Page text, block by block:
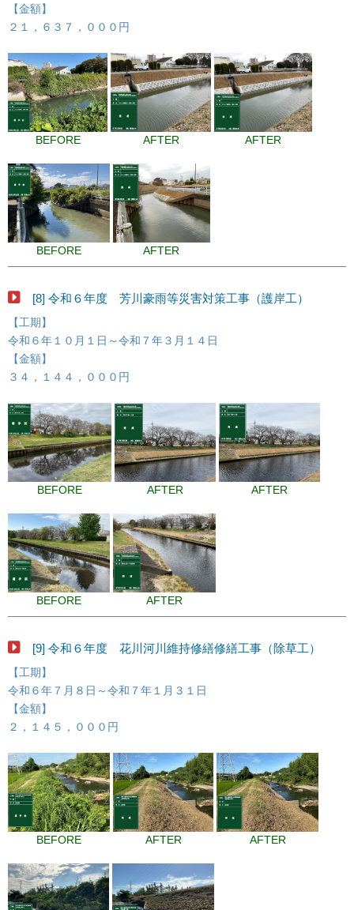
【金額】
２１，６３７，０００円
BEFORE AFTER AFTER
BEFORE AFTER
[8] 令和６年度 芳川豪雨等災害対策工事（護岸工）
【工期】
令和６年１０月１日～令和７年３月１４日
【金額】
３４，１４４，０００円
BEFORE AFTER AFTER
BEFORE AFTER
[9] 令和６年度 花川河川維持修繕修繕工事（除草工）
【工期】
令和６年７月８日～令和７年１月３１日
【金額】
２，１４５，０００円
BEFORE AFTER AFTER